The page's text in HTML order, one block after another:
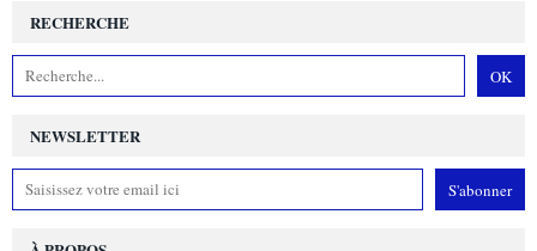
NEWSLETTER
RECHERCHE